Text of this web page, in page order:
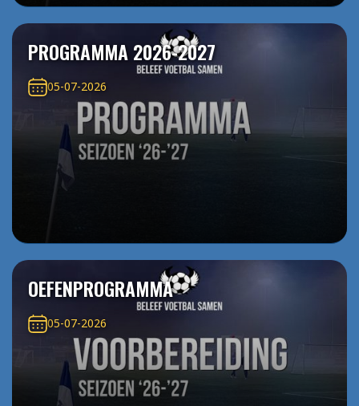
PROGRAMMA 2026-2027
05-07-2026
OEFENPROGRAMMA
05-07-2026